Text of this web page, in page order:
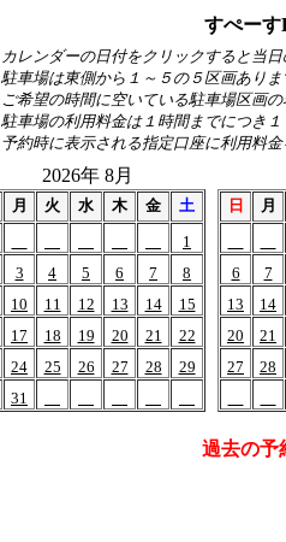
すぺー
カレンダーの日付をクリックすると当
駐車場は東側から１～５の５区画ありま
ご希望の時間に空いている駐車場区画
駐車場の利用料金は１時間までにつき
予約時に表示される指定口座に利用料
2026年 8月
月 火 水 木 金
土
1
3 4 5 6 7
8
10 11 12 13 14
15
17 18 19 20 21
22
24 25 26 27 28
29
31
日 月
6
7
13
14
20
21
27
28
過去の予